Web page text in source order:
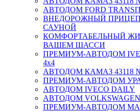
АВТОДОМ FORD
ВНЕДОРОЖНЫЙ
САУНОЙ
КОМФОРТАБЕЛЬНЫЙ
ВАШЕМ ШАССИ
ПРЕМИУМ-АВТОДОМ
4х4
АВТОДОМ КАМАЗ 43118
ПРЕМИУМ-АВТОДОМ
АВТОДОМ IVECO DAILY
АВТОДОМ VOLKSWAGEN
ПРЕМИУМ-АВТОДОМ